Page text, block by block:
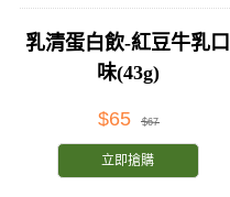
乳清蛋白飲-紅豆牛乳口
味(43g)
$65 $67
立即搶購